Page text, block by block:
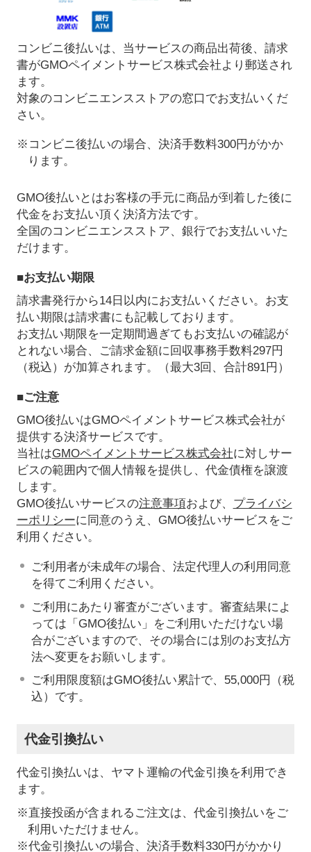
コンビニ後払いは、当サービスの商品出荷後、請求
書がGMOペイメントサービス株式会社より郵送され
ます。
対象のコンビニエンスストアの窓口でお支払いくだ
さい。
※コンビニ後払いの場合、決済手数料300円がかか
ります。
GMO後払いとはお客様の手元に商品が到着した後に
代金をお支払い頂く決済方法です。
全国のコンビニエンスストア、銀行でお支払いいた
だけます。
■お支払い期限
請求書発行から14日以内にお支払いください。お支
払い期限は請求書にも記載しております。
お支払い期限を一定期間過ぎてもお支払いの確認が
とれない場合、ご請求金額に回収事務手数料297円
（税込）が加算されます。（最大3回、合計891円）
■ご注意
GMO後払いはGMOペイメントサービス株式会社が
提供する決済サービスです。
当社はGMOペイメントサービス株式会社に対しサー
ビスの範囲内で個人情報を提供し、代金債権を譲渡
します。
GMO後払いサービスの注意事項および、 プライバシ
ーポリシーに同意のうえ、GMO後払いサービスをご
利用ください。
ご利用者が未成年の場合、法定代理人の利用同意
を得てご利用ください。
ご利用にあたり審査がございます。審査結果によ
っては「GMO後払い」をご利用いただけない場
合がございますので、その場合には別のお支払方
法へ変更をお願いします。
ご利用限度額はGMO後払い累計で、55,000円（税
込）です。
代金引換払い
代金引換払いは、ヤマト運輸の代金引換を利用でき
ます。
※直接投函が含まれるご注文は、代金引換払いをご
利用いただけません。
※代金引換払いの場合、決済手数料330円がかかり